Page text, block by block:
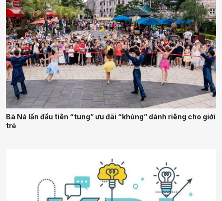
Bà Nà lần đầu tiên “tung” ưu đãi “khủng” dành riêng cho giới
trẻ